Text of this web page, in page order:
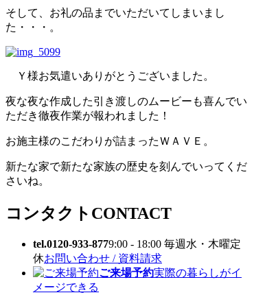
そして、お礼の品までいただいてしまいまし
た・・・。
Ｙ様お気遣いありがとうございました。
夜な夜な作成した引き渡しのムービーも喜んでい
ただき徹夜作業が報われました！
お施主様のこだわりが詰まったＷＡＶＥ。
新たな家で新たな家族の歴史を刻んでいってくだ
さいね。
コンタクト CONTACT
tel.0120-933-8779:00 - 18:00 毎週水・木曜定
休お問い合わせ / 資料請求
ご来場予約実際の暮らしがイ
メージできる